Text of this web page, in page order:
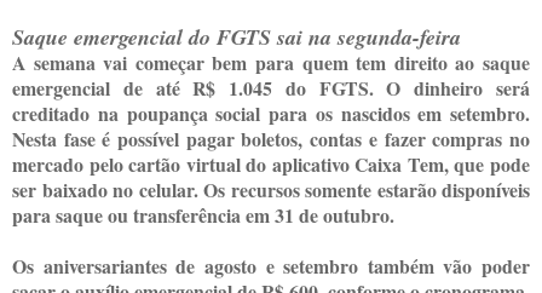
Saque emergencial do FGTS sai na segunda-feira
A semana vai começar bem para quem tem direito ao saque
emergencial de até R$ 1.045 do FGTS. O dinheiro será
creditado na poupança social para os nascidos em setembro.
Nesta fase é possível pagar boletos, contas e fazer compras no
mercado pelo cartão virtual do aplicativo Caixa Tem, que pode
ser baixado no celular. Os recursos somente estarão disponíveis
para saque ou transferência em 31 de outubro.
Os aniversariantes de agosto e setembro também vão poder